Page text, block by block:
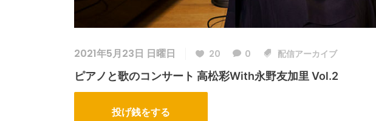
2021年5月23日 日曜日 20 0 配信アーカイブ
ピアノと歌のコンサート 高松彩with永野友加里 Vol.2
投げ銭をする